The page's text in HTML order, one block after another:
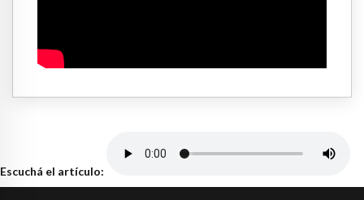
Escuchá el artículo: